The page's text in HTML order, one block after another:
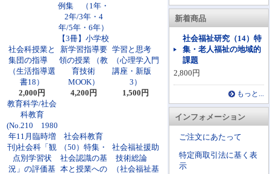
新着商品
社会福祉研究（14）特
集・老人福祉の地域的
課題
2,800円
もっと...
インフォメーション
ご注文にあたって
特定商取引法に基く表
示
社会科授業と
集団の指導
（生活指導選
書18）
2,000円
例集 （1年・
2年/3年・4
年/5年・6年）
【3冊】小学校
新学習指導要
領の授業 （教
育技術
MOOK）
4,200円
学習と思考
（心理学入門
講座・新版
3）
1,500円
教育科学/社会
科教育
(No.210 1980
年11月臨時増
刊)社会科「観
点別学習状
況」の評価基
社会科教育
（50）特集・
社会認識の基
本と授業への
社会福祉援助
技術総論
（社会福祉基